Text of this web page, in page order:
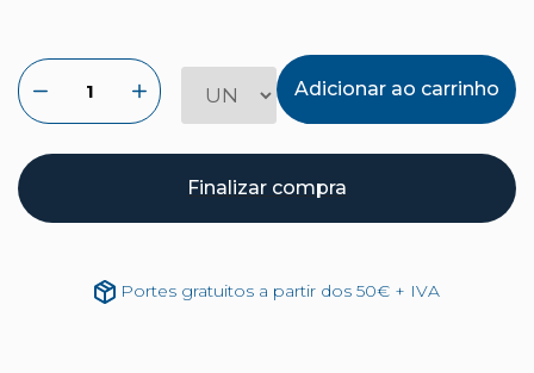
Adicionar ao carrinho
Finalizar compra
Portes gratuitos a partir dos 50€ + IVA